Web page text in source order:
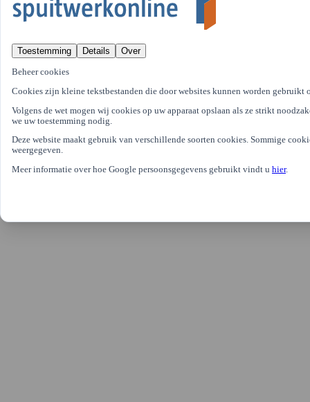
Meubelspuiterij Beusichem,
Meubelspuiterij Marum,
Meubelspuiterij Wormerveer,
Meubelspuiterij Zevenaar
© 2024 Spuitwerkonline - Alle rechten voorbehouden.
Cookie-instellingen
Toestemming Details Over
Beheer cookies
Cookies zijn kleine tekstbestanden die door websites kunnen worden gebruikt
Volgens de wet mogen wij cookies op uw apparaat opslaan als ze strikt
we uw toestemming nodig.
Deze website maakt gebruik van verschillende soorten cookies. Sommige
weergegeven.
Meer informatie over hoe Google persoonsgegevens gebruikt vindt u hier.